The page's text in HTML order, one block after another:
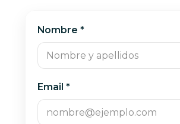
Nombre *
Email *